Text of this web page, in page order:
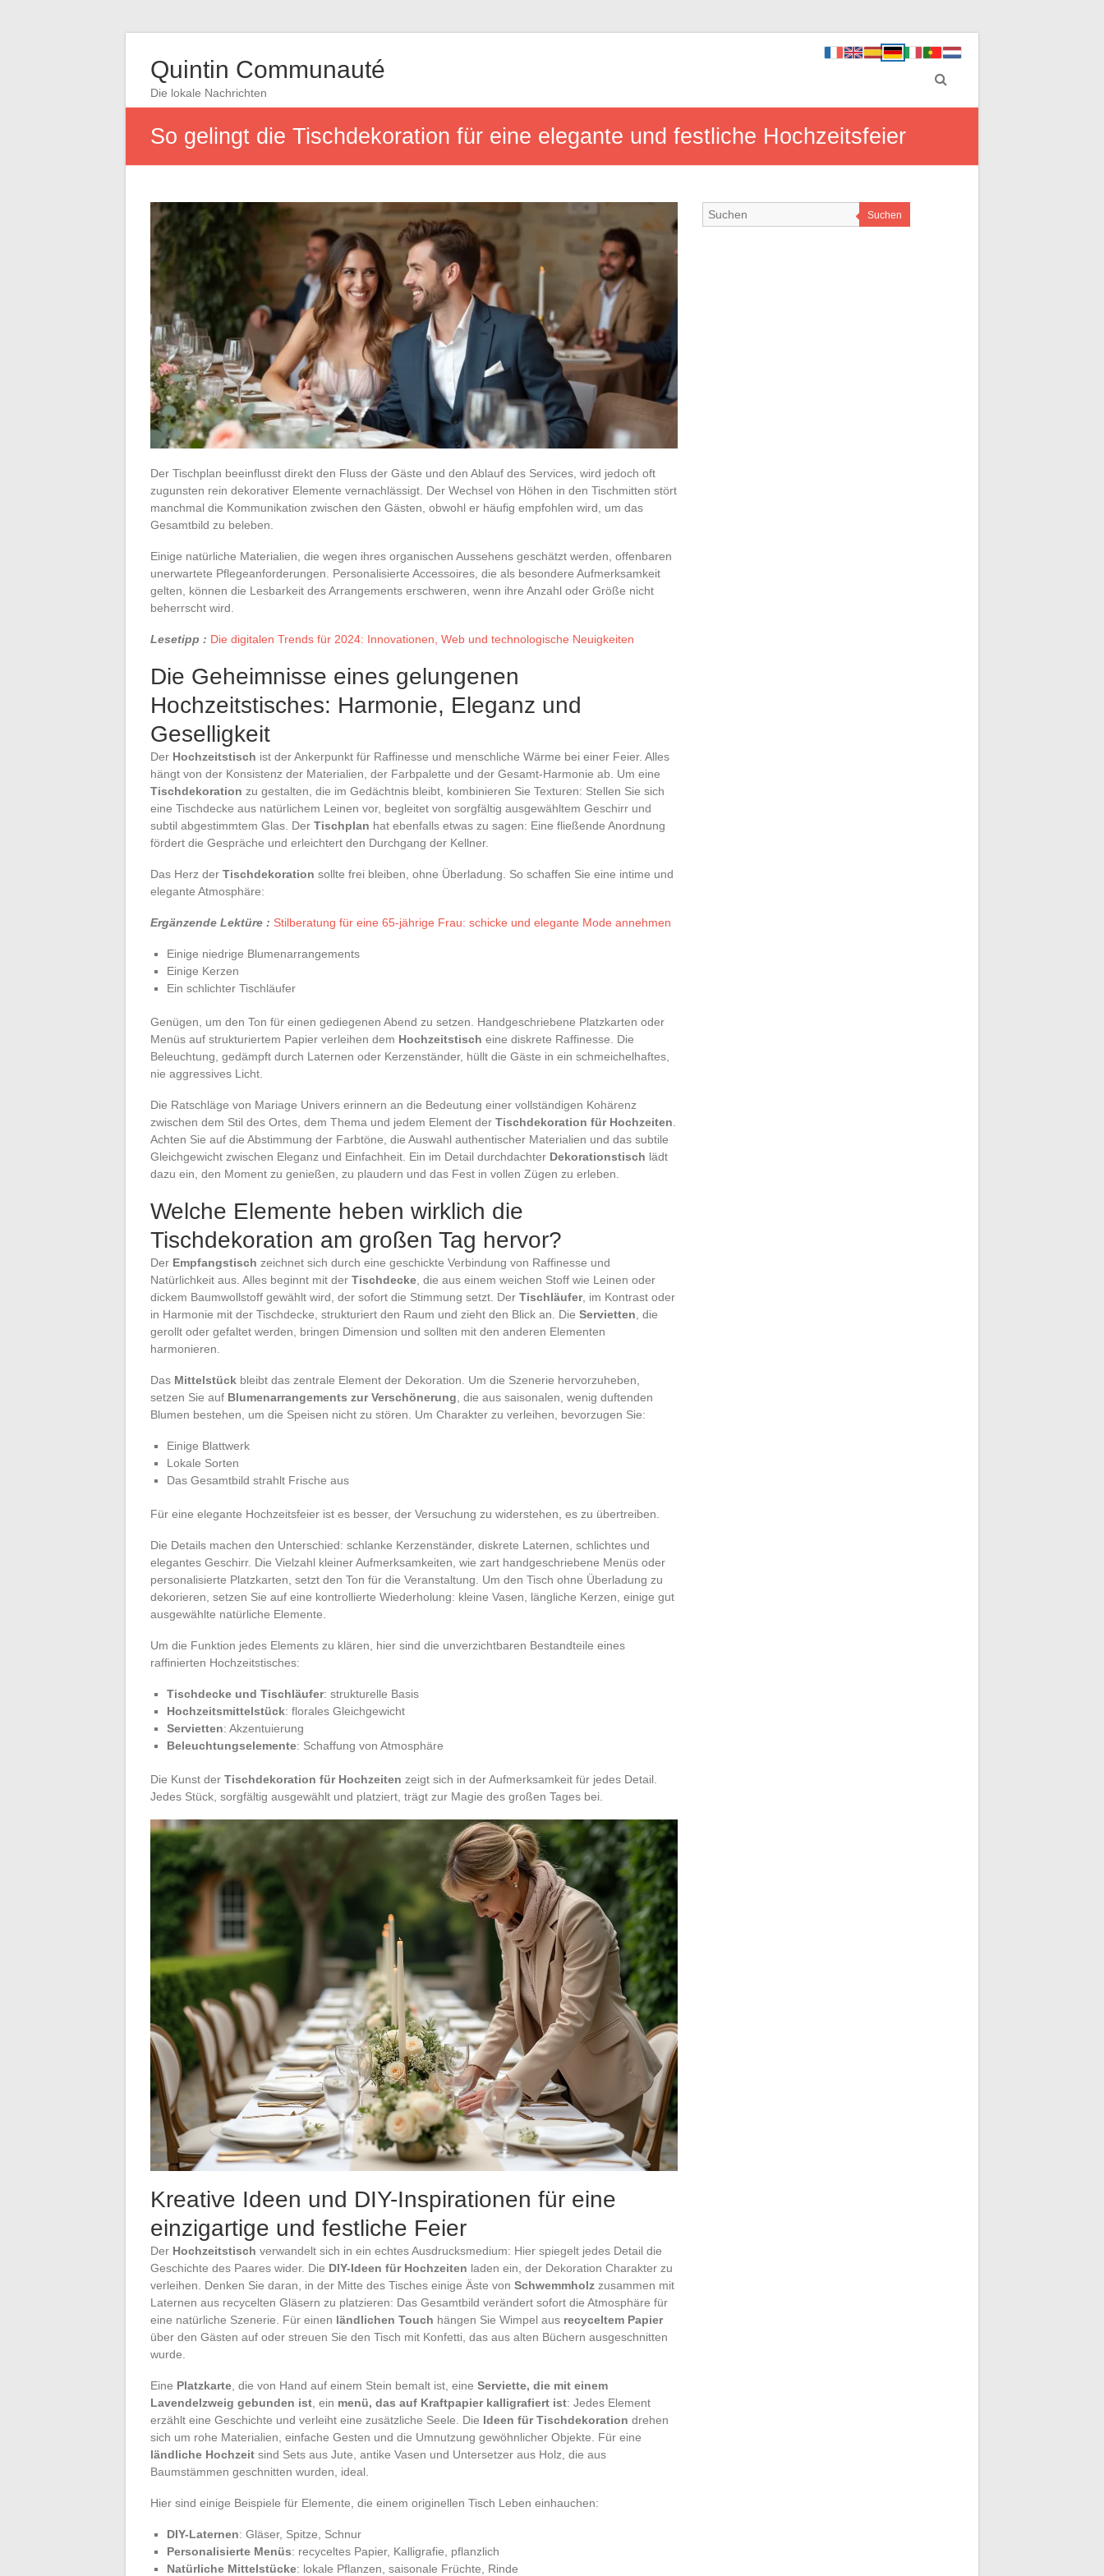
Quintin Communauté
Die lokale Nachrichten
So gelingt die Tischdekoration für eine elegante und festliche Hochzeitsfeier
Der Tischplan beeinflusst direkt den Fluss der Gäste und den Ablauf des Services, wird jedoch oft
zugunsten rein dekorativer Elemente vernachlässigt. Der Wechsel von Höhen in den Tischmitten stört
manchmal die Kommunikation zwischen den Gästen, obwohl er häufig empfohlen wird, um das
Gesamtbild zu beleben.
Einige natürliche Materialien, die wegen ihres organischen Aussehens geschätzt werden, offenbaren
unerwartete Pflegeanforderungen. Personalisierte Accessoires, die als besondere Aufmerksamkeit
gelten, können die Lesbarkeit des Arrangements erschweren, wenn ihre Anzahl oder Größe nicht
beherrscht wird.
Lesetipp : Die digitalen Trends für 2024: Innovationen, Web und technologische Neuigkeiten
Die Geheimnisse eines gelungenen
Hochzeitstisches: Harmonie, Eleganz und
Geselligkeit
Der Hochzeitstisch ist der Ankerpunkt für Raffinesse und menschliche Wärme bei einer Feier. Alles
hängt von der Konsistenz der Materialien, der Farbpalette und der Gesamt-Harmonie ab. Um eine
Tischdekoration zu gestalten, die im Gedächtnis bleibt, kombinieren Sie Texturen: Stellen Sie sich
eine Tischdecke aus natürlichem Leinen vor, begleitet von sorgfältig ausgewähltem Geschirr und
subtil abgestimmtem Glas. Der Tischplan hat ebenfalls etwas zu sagen: Eine fließende Anordnung
fördert die Gespräche und erleichtert den Durchgang der Kellner.
Das Herz der Tischdekoration sollte frei bleiben, ohne Überladung. So schaffen Sie eine intime und
elegante Atmosphäre:
Ergänzende Lektüre : Stilberatung für eine 65-jährige Frau: schicke und elegante Mode annehmen
Einige niedrige Blumenarrangements
Einige Kerzen
Ein schlichter Tischläufer
Genügen, um den Ton für einen gediegenen Abend zu setzen. Handgeschriebene Platzkarten oder
Menüs auf strukturiertem Papier verleihen dem Hochzeitstisch eine diskrete Raffinesse. Die
Beleuchtung, gedämpft durch Laternen oder Kerzenständer, hüllt die Gäste in ein schmeichelhaftes,
nie aggressives Licht.
Die Ratschläge von Mariage Univers erinnern an die Bedeutung einer vollständigen Kohärenz
zwischen dem Stil des Ortes, dem Thema und jedem Element der Tischdekoration für Hochzeiten
Achten Sie auf die Abstimmung der Farbtöne, die Auswahl authentischer Materialien und das subtile
Gleichgewicht zwischen Eleganz und Einfachheit. Ein im Detail durchdachter Dekorationstisch lädt
dazu ein, den Moment zu genießen, zu plaudern und das Fest in vollen Zügen zu erleben.
Welche Elemente heben wirklich die
Tischdekoration am großen Tag hervor?
Der Empfangstisch zeichnet sich durch eine geschickte Verbindung von Raffinesse und
Natürlichkeit aus. Alles beginnt mit der Tischdecke , die aus einem weichen Stoff wie Leinen oder
dickem Baumwollstoff gewählt wird, der sofort die Stimmung setzt. Der Tischläufer, im Kontrast oder
in Harmonie mit der Tischdecke, strukturiert den Raum und zieht den Blick an. Die Servietten , die
gerollt oder gefaltet werden, bringen Dimension und sollten mit den anderen Elementen
harmonieren.
Das Mittelstück bleibt das zentrale Element der Dekoration. Um die Szenerie hervorzuheben,
setzen Sie auf Blumenarrangements zur Verschönerung , die aus saisonalen, wenig duftenden
Blumen bestehen, um die Speisen nicht zu stören. Um Charakter zu verleihen, bevorzugen Sie:
Einige Blattwerk
Lokale Sorten
Das Gesamtbild strahlt Frische aus
Für eine elegante Hochzeitsfeier ist es besser, der Versuchung zu widerstehen, es zu übertreiben.
Die Details machen den Unterschied: schlanke Kerzenständer, diskrete Laternen, schlichtes und
elegantes Geschirr. Die Vielzahl kleiner Aufmerksamkeiten, wie zart handgeschriebene Menüs oder
personalisierte Platzkarten, setzt den Ton für die Veranstaltung. Um den Tisch ohne Überladung zu
dekorieren, setzen Sie auf eine kontrollierte Wiederholung: kleine Vasen, längliche Kerzen, einige gut
ausgewählte natürliche Elemente.
Um die Funktion jedes Elements zu klären, hier sind die unverzichtbaren Bestandteile eines
raffinierten Hochzeitstisches:
Tischdecke und Tischläufer: strukturelle Basis
Hochzeitsmittelstück: florales Gleichgewicht
Servietten: Akzentuierung
Beleuchtungselemente: Schaffung von Atmosphäre
Die Kunst der Tischdekoration für Hochzeiten zeigt sich in der Aufmerksamkeit für jedes Detail.
Jedes Stück, sorgfältig ausgewählt und platziert, trägt zur Magie des großen Tages bei.
Kreative Ideen und DIY-Inspirationen für eine
einzigartige und festliche Feier
Der Hochzeitstisch verwandelt sich in ein echtes Ausdrucksmedium: Hier spiegelt jedes Detail die
Geschichte des Paares wider. Die DIY-Ideen für Hochzeiten laden ein, der Dekoration Charakter zu
verleihen. Denken Sie daran, in der Mitte des Tisches einige Äste von Schwemmholz zusammen mit
Laternen aus recycelten Gläsern zu platzieren: Das Gesamtbild verändert sofort die Atmosphäre für
eine natürliche Szenerie. Für einen ländlichen Touch hängen Sie Wimpel aus recyceltem Papier
über den Gästen auf oder streuen Sie den Tisch mit Konfetti, das aus alten Büchern ausgeschnitten
wurde.
Eine Platzkarte , die von Hand auf einem Stein bemalt ist, eine Serviette, die mit einem
Lavendelzweig gebunden ist , ein menü, das auf Kraftpapier kalligrafiert ist: Jedes Element
erzählt eine Geschichte und verleiht eine zusätzliche Seele. Die Ideen für Tischdekoration drehen
sich um rohe Materialien, einfache Gesten und die Umnutzung gewöhnlicher Objekte. Für eine
ländliche Hochzeit sind Sets aus Jute, antike Vasen und Untersetzer aus Holz, die aus
Baumstämmen geschnitten wurden, ideal.
Hier sind einige Beispiele für Elemente, die einem originellen Tisch Leben einhauchen:
DIY-Laternen: Gläser, Spitze, Schnur
Personalisierte Menüs: recyceltes Papier, Kalligrafie, pflanzlich
Natürliche Mittelstücke: lokale Pflanzen, saisonale Früchte, Rinde
Suchen